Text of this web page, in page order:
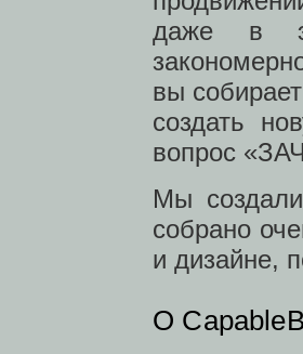
даже в
вы
создать
вопрос
Мы
собрано
и дизайне,
O